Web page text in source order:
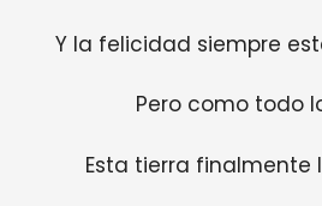
Y la felicidad siempre
Pero como todo
Esta tierra finalmente